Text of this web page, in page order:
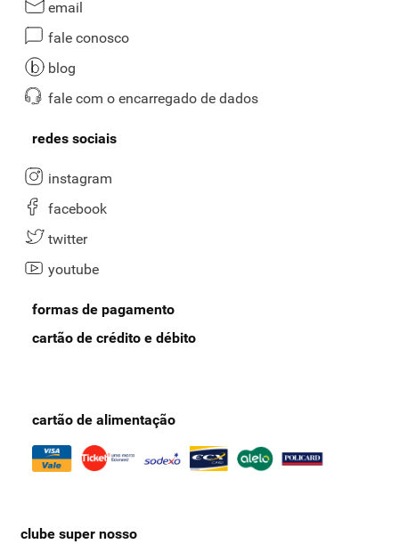
email
fale conosco
blog
fale com o encarregado de dados
redes sociais
instagram
facebook
twitter
youtube
formas de pagamento
cartão de crédito e débito
cartão de alimentação
clube super nosso